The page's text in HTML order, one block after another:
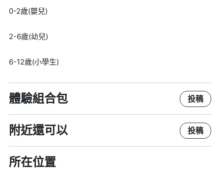
0-2歲(嬰兒)
2-6歲(幼兒)
6-12歲(小學生)
體驗組合包 投稿
附近還可以 投稿
所在位置